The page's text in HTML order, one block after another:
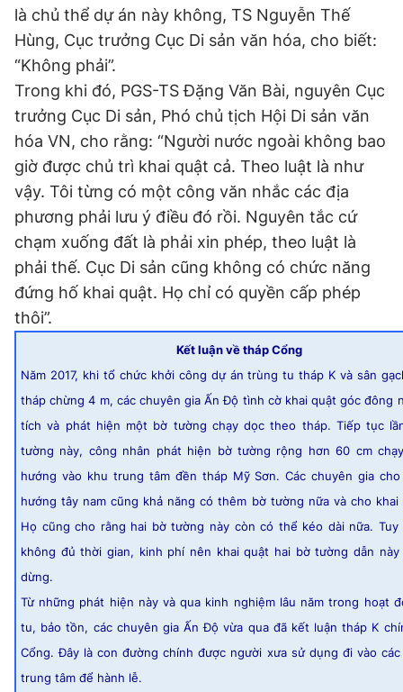
là chủ thể dự án này không, TS Nguyễn Thế
Hùng, Cục trưởng Cục Di sản văn hóa, cho biết:
“Không phải”.
Trong khi đó, PGS-TS Đặng Văn Bài, nguyên Cục
trưởng Cục Di sản, Phó chủ tịch Hội Di sản văn
hóa VN, cho rằng: “Người nước ngoài không bao
giờ được chủ trì khai quật cả. Theo luật là như
vậy. Tôi từng có một công văn nhắc các địa
phương phải lưu ý điều đó rồi. Nguyên tắc cứ
chạm xuống đất là phải xin phép, theo luật là
phải thế. Cục Di sản cũng không có chức năng
đứng hố khai quật. Họ chỉ có quyền cấp phép
thôi”.
Kết luận về tháp Cổng
Năm 2017, khi tổ chức khởi công dự án trùng tu tháp K và sân
tháp chừng 4 m, các chuyên gia Ấn Độ tình cờ khai quật góc đông
tích và phát hiện một bờ tường chạy dọc theo tháp. Tiếp tục
tường này, công nhân phát hiện bờ tường rộng hơn 60 cm
hướng vào khu trung tâm đền tháp Mỹ Sơn. Các chuyên gia
hướng tây nam cũng khả năng có thêm bờ tường nữa và cho
Họ cũng cho rằng hai bờ tường này còn có thể kéo dài nữa. Tuy
không đủ thời gian, kinh phí nên khai quật hai bờ tường dẫn này
dừng.
Từ những phát hiện này và qua kinh nghiệm lâu năm trong hoạt
tu, bảo tồn, các chuyên gia Ấn Độ vừa qua đã kết luận tháp K
Cổng. Đây là con đường chính được người xưa sử dụng đi vào
trung tâm để hành lễ.